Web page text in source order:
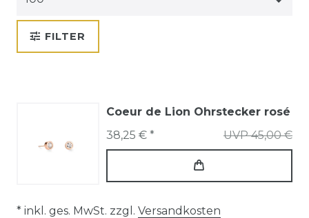
FILTER
Coeur de Lion Ohrstecker rosé
UVP 45,00 €
38,25 € *
* inkl. ges. MwSt. zzgl. Versandkosten